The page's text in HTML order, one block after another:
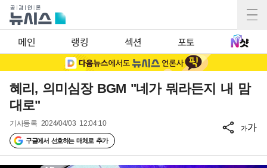
메인 랭킹 섹션 포토
혜리, 의미심장 BGM "네가 뭐라든지 내 맘
대로"
기사등록 2024/04/03 12:04:10
구글에서 선호하는 매체로 추가
가가